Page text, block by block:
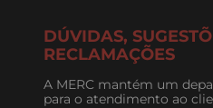
DÚVIDAS,
RECLAMAÇÕES
A MERC mantém um
para o atendimento ao